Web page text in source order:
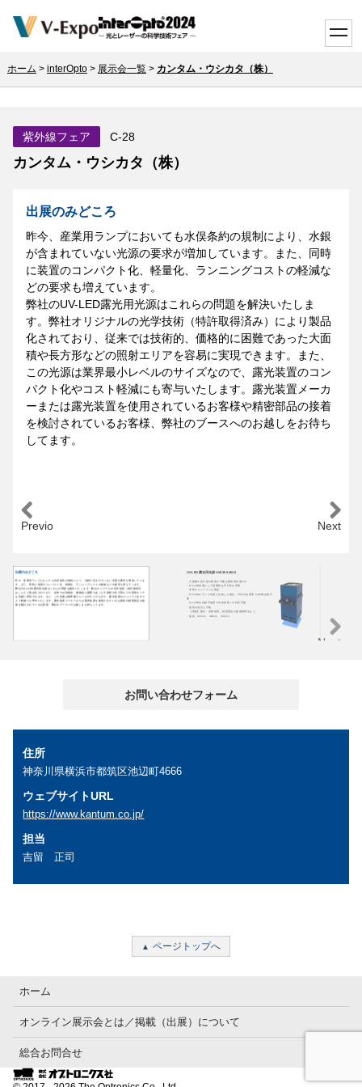
ホーム > interOpto> 展示会一覧> カンタム・ウシカタ（株）
紫外線フェア C-28
カンタム・ウシカタ（株）
出展のみどころ
昨今、産業用ランプにおいても水俣条約の規制により、水銀
が含まれていない光源の要求が増加しています。また、同時
に装置のコンパクト化、軽量化、ランニングコストの軽減な
どの要求も増えています。
弊社のUV-LED露光用光源はこれらの問題を解決いたしま
す。弊社オリジナルの光学技術（特許取得済み）により製品
化されており、従来では技術的、価格的に困難であった大面
積や長方形などの照射エリアを容易に実現できます。また、
この光源は業界最小レベルのサイズなので、露光装置のコン
パクト化やコスト軽減にも寄与いたします。露光装置メーカ
ーまたは露光装置を使用されているお客様や精密部品の接着
を検討されているお客様、弊社のブースへのお越しをお待ち
してます。
Previous Next
出展のみどころ
昨今、産業用ランプにおいても水俣条約の規制により、水銀が含まれていない光源の要求が増加していま
す。また、同時に装置のコンパクト化、軽量化、ランニングコストの軽減などの要求も増えています。
弊社のUV-LED露光用光源はこれらの問題を解決いたします。弊社オリジナルの光学技術（特許取得済
み）により製品化されており、従来では技術的、価格的に困難であった大面積や長方形などの照射エリア
を容易に実現できます。また、この光源は業界最小レベルのサイズなので、露光装置のコンパクト化やコ
スト軽減にも寄与いたします。露光装置メーカーまたは露光装置を使用されているお客様や精密部品の接
着を検討されているお客様、弊社のブースへのお越しをお待ちしてます。
UV-LED 露光用光源 UVE365-4040
・大面積や長方形の照射が可能な露光用光源です。
・UV-LED光源として画期的な平行光を実現
・非常にコンパクトな製品
・UV-LEDがランプ光源と比較した場合、50%の使用率で3年間交換不
要
・UV-LEDは水銀不使用で水俣条約への対応可能
・波長の混合も可能
・【用途】露光、表面改質、精密部品の接着材硬化など
・波長 365nm、385nm、405nm
Next
お問い合わせフォーム
住所
神奈川県横浜市都筑区池辺町4666
ウェブサイトURL
https://www.kantum.co.jp/
担当
吉留 正司
ページトップへ
ホーム
オンライン展示会とは／掲載（出展）について
総合お問合せ